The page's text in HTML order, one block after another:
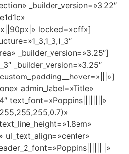
_builder_version=»3.22″
locked=»off»]
_builder_version=»3.25″]
_builder_version=»3.25″
admin_label=»Title»
text_font=»Poppins||||||||»
ul_text_align=»center»